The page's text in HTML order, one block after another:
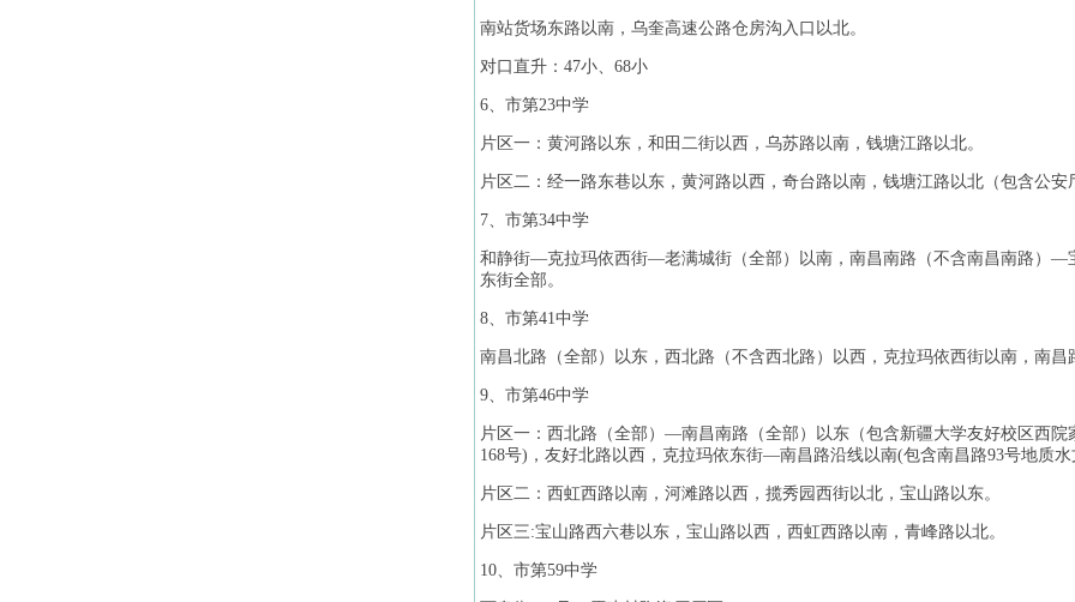
南站货场东路以南，乌奎高速公路仓房沟入口以北。
对口直升：47小、68小
6、市第23中学
片区一：黄河路以东，和田二街以西，乌苏路以南，钱塘江路以北。
片区二：经一路东巷以东，黄河路以西，奇台路以南，钱塘江路以北（包含公安
7、市第34中学
和静街—克拉玛依西街—老满城街（全部）以南，南昌南路（不含南昌南路）—
东街全部。
8、市第41中学
南昌北路（全部）以东，西北路（不含西北路）以西，克拉玛依西街以南，南昌
9、市第46中学
片区一：西北路（全部）—南昌南路（全部）以东（包含新疆大学友好校区西院
168号)，友好北路以西，克拉玛依东街—南昌路沿线以南(包含南昌路93号地质水
片区二：西虹西路以南，河滩路以西，揽秀园西街以北，宝山路以东。
片区三:宝山路西六巷以东，宝山路以西，西虹西路以南，青峰路以北。
10、市第59中学